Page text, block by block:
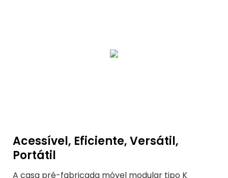
Acessível, Eficiente, Versátil,
Portátil
A casa pré-fabricada móvel modular tipo K